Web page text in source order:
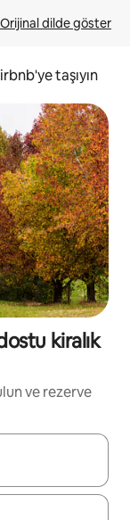
Orijinal dilde göster
taşıyın
kiralık
ve rezerve
aşağı oklarıyla